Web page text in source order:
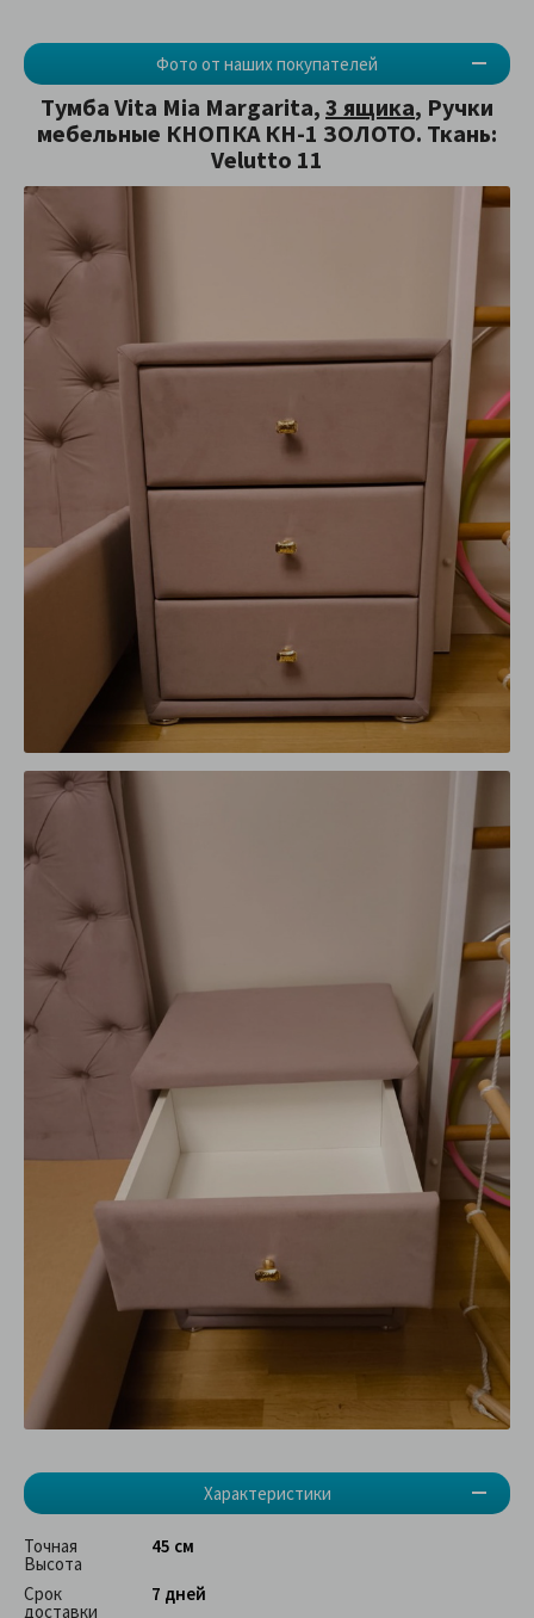
Фото от наших покупателей
Характеристики
Тумба Vita Mia Margarita, 3 ящика, Ручки
мебельные КНОПКА КН-1 ЗОЛОТО. Ткань:
Velutto 11
Точная
Высота
45 см
Срок
доставки
7 дней